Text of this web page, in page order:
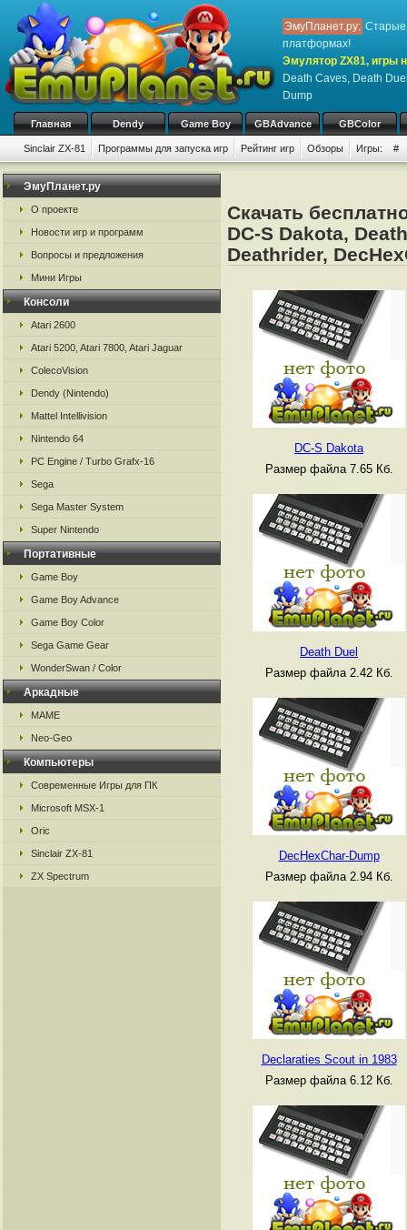
ЭмуПланет.ру: Старые
платформах!
Эмулятор ZX81, игры
Death Caves, Death
Dump
Главная Dendy Game Boy GBAdvance GBColor
Sinclair ZX-81 Программы для запуска игр Рейтинг игр Обзоры Игры: #
ЭмуПланет.ру
О проекте
Новости игр и программ
Вопросы и предложения
Мини Игры
Консоли
Atari 2600
Atari 5200, Atari 7800, Atari Jaguar
ColecoVision
Dendy (Nintendo)
Mattel Intellivision
Nintendo 64
PC Engine / Turbo Grafx-16
Sega
Sega Master System
Super Nintendo
Портативные
Game Boy
Game Boy Advance
Game Boy Color
Sega Game Gear
WonderSwan / Color
Аркадные
MAME
Neo-Geo
Компьютеры
Современные Игры для ПК
Microsoft MSX-1
Oric
Sinclair ZX-81
ZX Spectrum
Скачать
DC-S Dakota,
Deathrider,
DC-S Dakota
Размер файла 7.65 Кб.
Death Duel
Размер файла 2.42 Кб.
DecHexChar-Dump
Размер файла 2.94 Кб.
Declaraties Scout in 1983
Размер файла 6.12 Кб.